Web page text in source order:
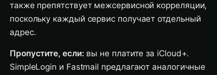
также препятствует межсервисной корреляции,
поскольку каждый сервис получает отдельный
адрес.
Пропустите, если: вы не платите за iCloud+.
SimpleLogin и Fastmail предлагают аналогичные